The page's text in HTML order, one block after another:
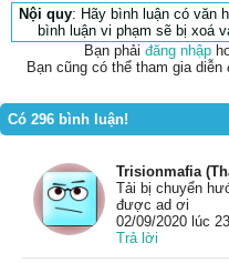
Nội quy: Hãy bình luận có văn
bình luận vi phạm sẽ bị xoá
Bạn phải đăng nhập
Bạn cũng có thể tham gia diễn
Có 296 bình luận!
Trisionmafia
Tải bị chuyển
được ad ơi
02/09/2020 lúc
Trả lời